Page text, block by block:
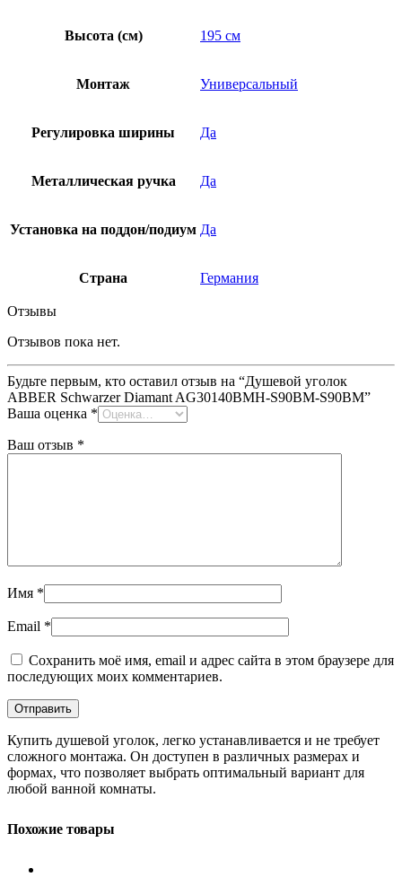
Высота (см) 195 см
Монтаж Универсальный
Регулировка ширины Да
Металлическая ручка Да
Установка на поддон/подиум Да
Страна Германия
Отзывы
Отзывов пока нет.
Будьте первым, кто оставил отзыв на “Душевой уголок
ABBER Schwarzer Diamant AG30140BMH-S90BM-S90BM”
Ваша оценка *
Ваш отзыв *
Имя *
Email *
Сохранить моё имя, email и адрес сайта в этом браузере для
последующих моих комментариев.
Купить душевой уголок, легко устанавливается и не требует
сложного монтажа. Он доступен в различных размерах и
формах, что позволяет выбрать оптимальный вариант для
любой ванной комнаты.
Похожие товары